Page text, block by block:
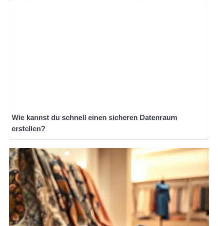
Wie kannst du schnell einen sicheren Datenraum
erstellen?